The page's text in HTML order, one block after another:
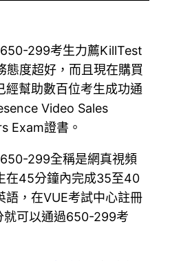
299考生力薦KillTest
態度超好，而且現在購買
經幫助數百位考生成功通
Video Sales
Exam證書。
299全稱是網真視頻
在45分鐘內完成35至40
語，在VUE考試中心註冊
就可以通過650-299考